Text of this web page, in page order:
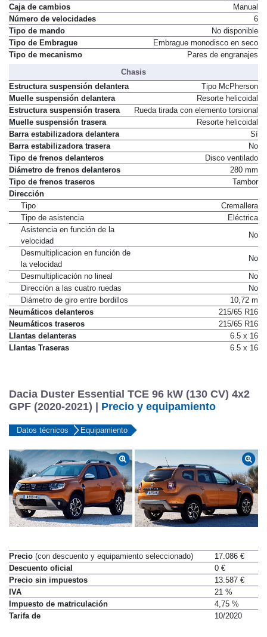
Caja de cambios
Manual
Número de velocidades
6
Tipo de mando
No disponible
Tipo de Embrague
Embrague monodisco en seco
Tipo de mecanismo
Pares de engranajes
Chasis
Estructura suspensión delantera
Tipo McPherson
Muelle suspensión delantera
Resorte helicoidal
Estructura suspensión trasera
Rueda tirada con elemento torsional
Muelle suspensión trasera
Resorte helicoidal
Barra estabilizadora delantera
Sí
Barra estabilizadora trasera
No
Tipo de frenos delanteros
Disco ventilado
Diámetro de frenos delanteros
280 mm
Tipo de frenos traseros
Tambor
Dirección
Tipo
Cremallera
Tipo de asistencia
Eléctrica
Asistencia en función de la
velocidad
No
Desmultiplicacion en función de
la velocidad
No
Desmultiplicación no lineal
No
Dirección a las cuatro ruedas
No
Diámetro de giro entre bordillos
10,72 m
Neumáticos delanteros
215/65 R16
Neumáticos traseros
215/65 R16
Llantas delanteras
6.5 x 16
Llantas Traseras
6.5 x 16
Dacia Duster Essential TCE 96 kW (130 CV) 4x2
GPF (2020-2021) | Precio y equipamiento
Datos técnicos Equipamiento
Precio (con descuento y equipamiento seleccionado)
17.086 €
Descuento oficial
0 €
Precio sin impuestos
13.587 €
IVA
21 %
Impuesto de matriculación
4,75 %
Tarifa de
10/2020